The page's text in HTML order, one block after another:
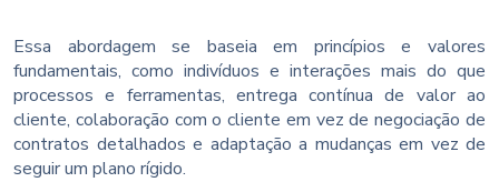
Essa abordagem se baseia em princípios e valores
fundamentais, como indivíduos e interações mais do que
processos e ferramentas, entrega contínua de valor ao
cliente, colaboração com o cliente em vez de negociação de
contratos detalhados e adaptação a mudanças em vez de
seguir um plano rígido.